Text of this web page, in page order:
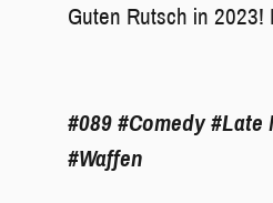
Guten Rutsch in
#089 #Comedy #Late
#Waffen